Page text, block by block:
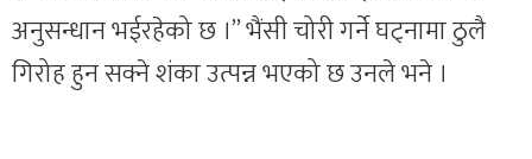
अनुसन्धान भईरहेको छ ।” भैंसी चोरी गर्ने घट्नामा ठुलै
गिरोह हुन सक्ने शंका उत्पन्न भएको छ उनले भने ।